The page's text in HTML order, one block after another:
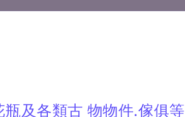
及各類古 物物件.傢俱等